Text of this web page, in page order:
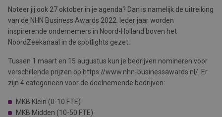
Noteer jij ook 27 oktober in je agenda? Dan is namelijk de uitreiking
van de NHN Business Awards 2022. Ieder jaar worden
inspirerende ondernemers in Noord-Holland boven het
NoordZeekanaal in de spotlights gezet.
Tussen 1 maart en 15 augustus kun je bedrijven nomineren voor
verschillende prijzen op https://www.nhn-businessawards.nl/. Er
zijn 4 categorieën voor de deelnemende bedrijven:
MKB Klein (0-10 FTE)
MKB Midden (10-50 FTE)